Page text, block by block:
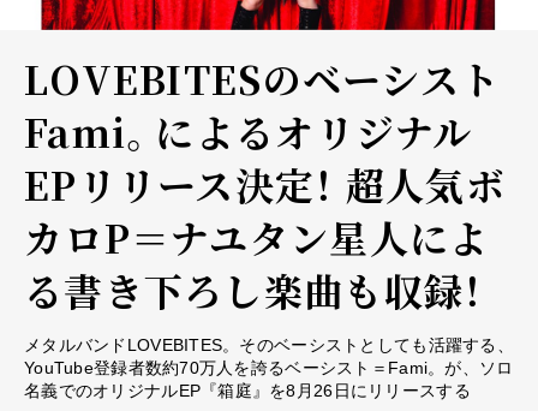
LOVEBITESのベーシスト
Fami。によるオリジナル
EPリリース決定！ 超人気ボ
カロP＝ナユタン星人によ
る書き下ろし楽曲も収録！
メタルバンドLOVEBITES。そのベーシストとしても活躍する、
YouTube登録者数約70万人を誇るベーシスト＝Fami。が、ソロ
名義でのオリジナルEP『箱庭』を8月26日にリリースする